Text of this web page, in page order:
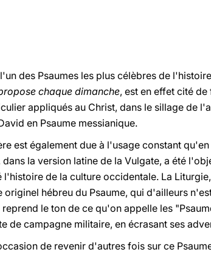
des Psaumes les plus célèbres de
chaque dimanche, est en effet cité
appliqués au Christ, dans le sillage de
en Psaume messianique.
est également due à l'usage constant
dans la version latine de la Vulgate, a été
l'histoire de la culture occidentale. La
originel hébreu du Psaume, qui d'ailleurs
le ton de ce qu'on appelle les
de campagne militaire, en écrasant ses
de revenir d'autres fois sur ce